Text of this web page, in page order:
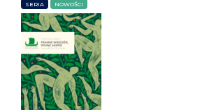
SERIA NOWOŚCI